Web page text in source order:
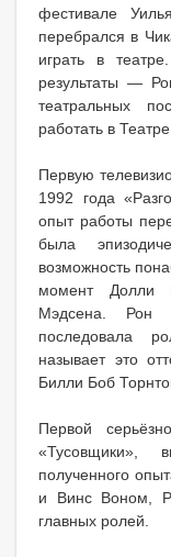
фестивале
перебрался в
играть в
результаты —
театральных
работать в
Первую
1992 года
опыт работы
была
возможность
момент Долли
Мэдсена. Рон
последовала
называет это
Билли Боб
Первой
полученного
и Винс Воном,
главных ролей.